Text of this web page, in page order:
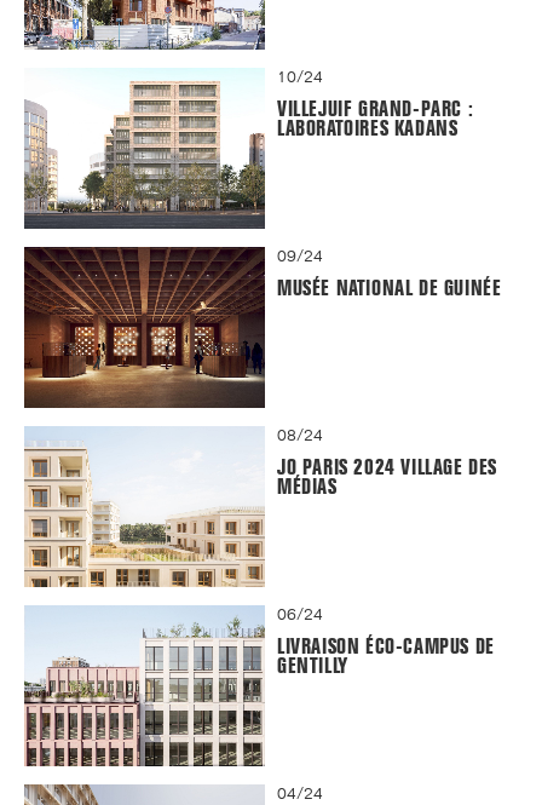
10/24
VILLEJUIF GRAND-PARC :
LABORATOIRES KADANS
09/24
MUSÉE NATIONAL DE GUINÉE
08/24
JO PARIS 2024 VILLAGE DES
MÉDIAS
06/24
LIVRAISON ÉCO-CAMPUS DE
GENTILLY
04/24